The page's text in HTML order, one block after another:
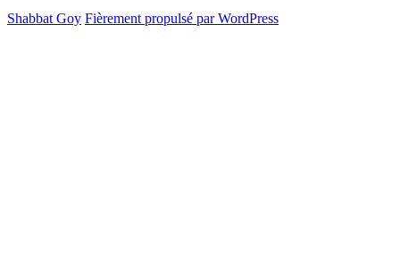
Shabbat Goy Fièrement propulsé par WordPress